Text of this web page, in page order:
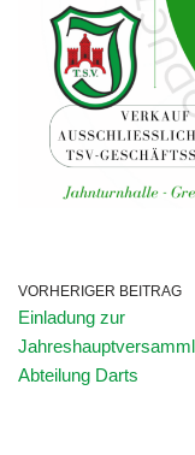
VORHERIGER BEITRAG
Einladung zur
Abteilung Darts